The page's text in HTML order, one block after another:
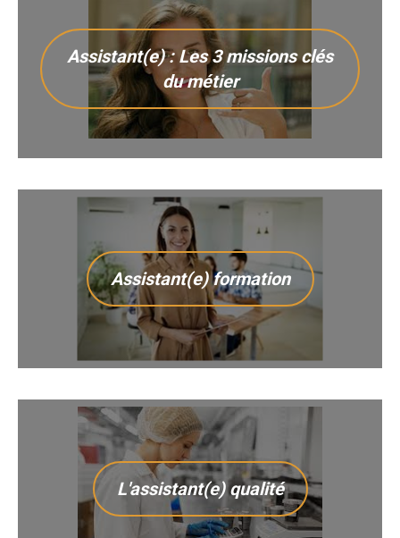
Assistant(e) : Les 3 missions clés
du métier
Assistant(e) formation
L'assistant(e) qualité